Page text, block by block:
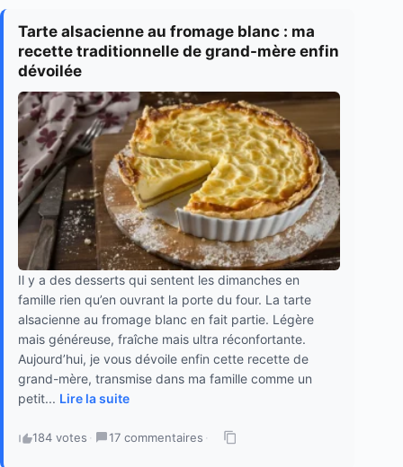
Tarte alsacienne au fromage blanc : ma
recette traditionnelle de grand-mère enfin
dévoilée
Il y a des desserts qui sentent les dimanches en
famille rien qu’en ouvrant la porte du four. La tarte
alsacienne au fromage blanc en fait partie. Légère
mais généreuse, fraîche mais ultra réconfortante.
Aujourd’hui, je vous dévoile enfin cette recette de
grand-mère, transmise dans ma famille comme un
petit... Lire la suite
184 votes · 17 commentaires ·